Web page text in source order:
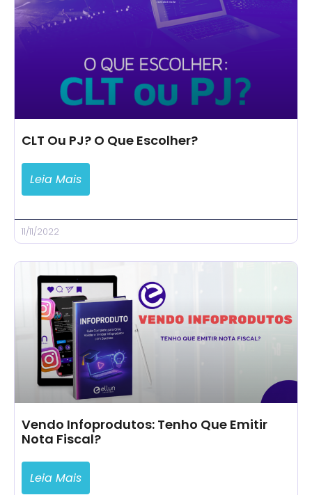
CLT Ou PJ? O Que Escolher?
Leia Mais
11/11/2022
Vendo Infoprodutos: Tenho Que Emitir
Nota Fiscal?
Leia Mais